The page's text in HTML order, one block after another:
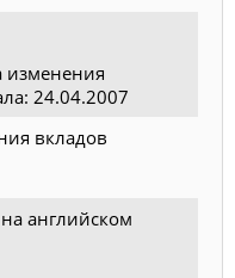
изменения
24.04.2007
вкладов
английском